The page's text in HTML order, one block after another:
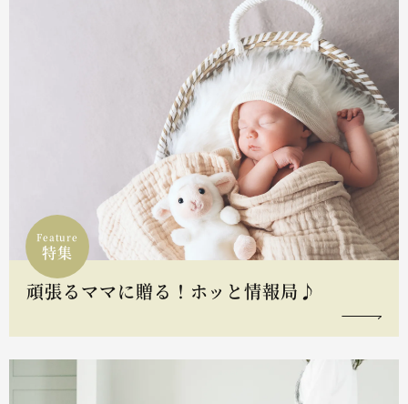
Feature
特集
頑張るママに贈る！ホッと情報局♪